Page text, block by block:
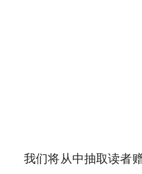
我们将从中抽取读者